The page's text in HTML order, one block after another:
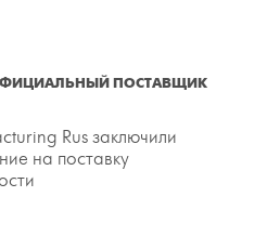
ОФИЦИАЛЬНЫЙ ПОСТАВЩИК
Rus заключили
на поставку